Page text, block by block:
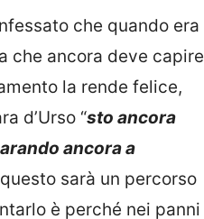
che quando era
che ancora deve capire
la rende felice,
d’Urso “sto ancora
ancora a
sarà un percorso
è perché nei panni